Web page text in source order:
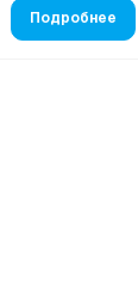
Подробнее